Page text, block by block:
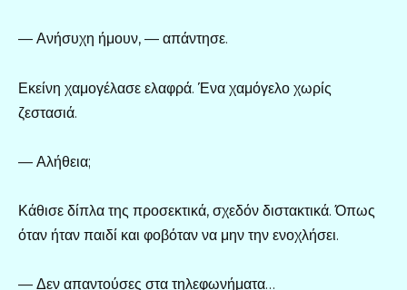
— Ανήσυχη ήμουν, — απάντησε.
Εκείνη χαμογέλασε ελαφρά. Ένα χαμόγελο χωρίς
ζεστασιά.
— Αλήθεια;
Κάθισε δίπλα της προσεκτικά, σχεδόν διστακτικά. Όπως
όταν ήταν παιδί και φοβόταν να μην την ενοχλήσει.
— Δεν απαντούσες στα τηλεφωνήματα…